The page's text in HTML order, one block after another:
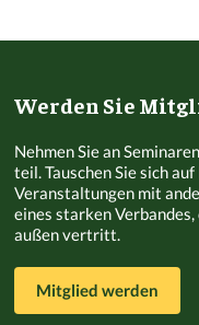
Werden Sie
Nehmen Sie an
teil. Tauschen Sie sich
Veranstaltungen mit
eines starken
außen vertritt.
Mitglied werden